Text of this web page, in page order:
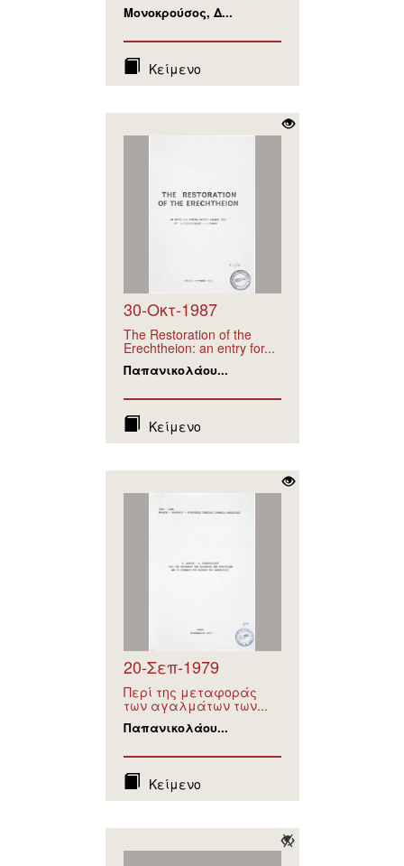
Μονοκρούσος, Δ...
Κείμενο
30-Οκτ-1987
The Restoration of the
Erechtheion: an entry for...
Παπανικολάου...
Κείμενο
20-Σεπ-1979
Περί της μεταφοράς
των αγαλμάτων των...
Παπανικολάου...
Κείμενο